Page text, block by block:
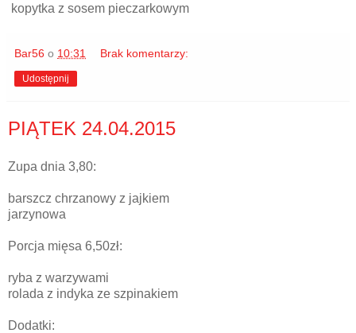
kopytka z sosem pieczarkowym
Bar56 o 10:31 Brak komentarzy:
Udostępnij
PIĄTEK 24.04.2015
Zupa dnia 3,80:
barszcz chrzanowy z jajkiem
jarzynowa
Porcja mięsa 6,50zł:
ryba z warzywami
rolada z indyka ze szpinakiem
Dodatki: